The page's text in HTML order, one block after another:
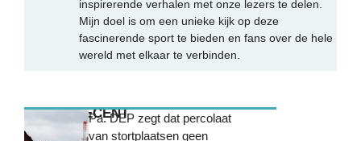
inspirerende verhalen met onze lezers te delen.
Mijn doel is om een unieke kijk op deze
fascinerende sport te bieden en fans over de hele
wereld met elkaar te verbinden.
MEEST RECENTPa. DEP zegt dat percolaat
van stortplaatsen geen